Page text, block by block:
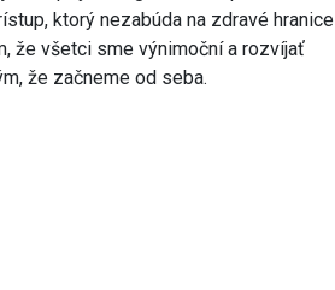
ktorý nezabúda na zdravé hranice
že všetci sme výnimoční a rozvíjať
že začneme od seba.